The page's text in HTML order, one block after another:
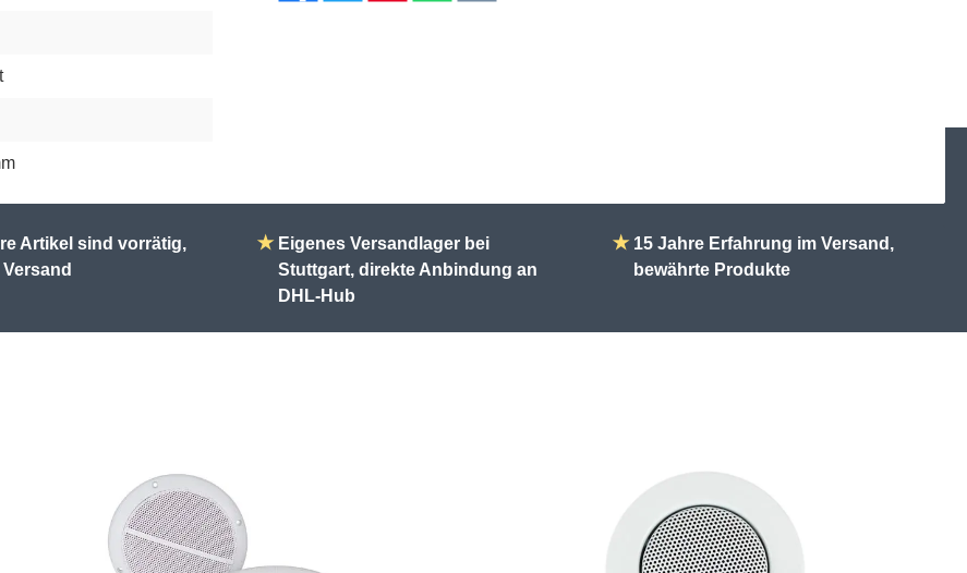
Artikel sind vorrätig,
★ Eigenes Versandlager bei
Stuttgart, direkte Anbindung an
DHL-Hub
★ 15 Jahre Erfahrung im Versand,
bewährte Produkte